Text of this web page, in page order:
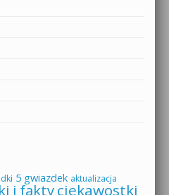
5 gwiazdek aktualizacja
i faktyciekawostki